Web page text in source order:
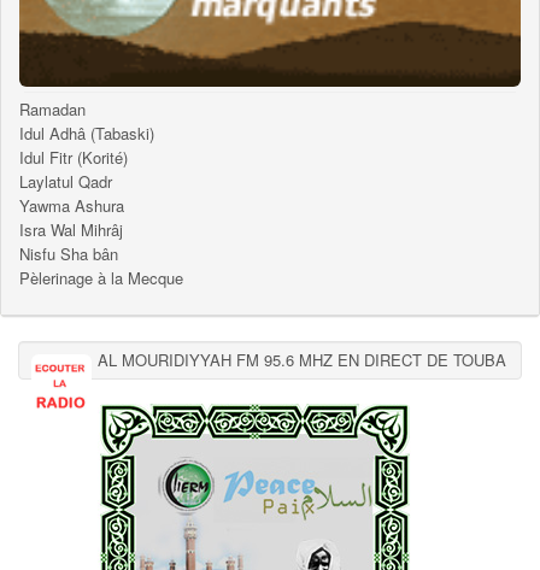
Ramadan
Idul Adhâ (Tabaski)
Idul Fitr (Korité)
Laylatul Qadr
Yawma Ashura
Isra Wal Mihrâj
Nisfu Sha bân
Pèlerinage à la Mecque
AL MOURIDIYYAH FM 95.6 MHZ EN DIRECT DE TOUBA